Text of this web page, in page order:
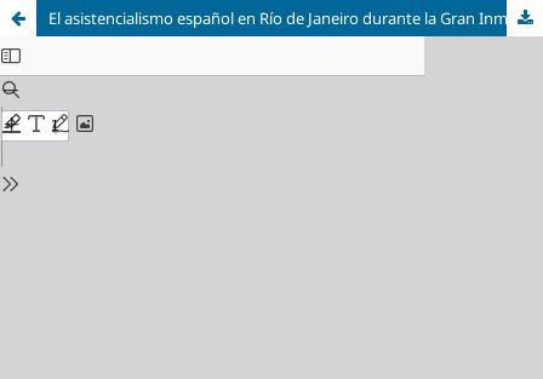
El asistencialismo español en Río de Janeiro durante la Gran Inmigración (1880-1930): élites, beneficencia y proyectos hospitalarios